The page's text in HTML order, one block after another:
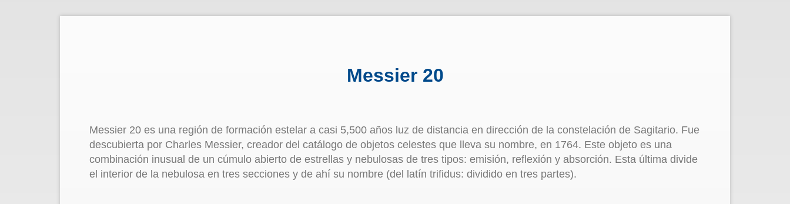
Messier 20
Messier 20 es una región de formación estelar a casi 5,500 años luz de distancia en dirección de la constelación de Sagitario. Fue
descubierta por Charles Messier, creador del catálogo de objetos celestes que lleva su nombre, en 1764. Este objeto es una
combinación inusual de un cúmulo abierto de estrellas y nebulosas de tres tipos: emisión, reflexión y absorción. Esta última divide
el interior de la nebulosa en tres secciones y de ahí su nombre (del latín trifidus: dividido en tres partes).